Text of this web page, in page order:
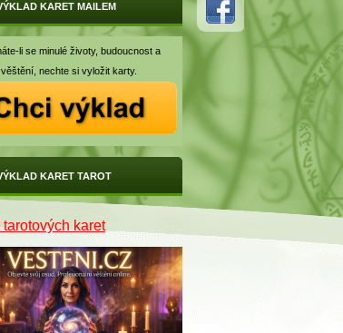
KARET MAILEM
li se minulé životy, budoucnost a
věštění, nechte si vyložit karty.
KARET TAROT
karet